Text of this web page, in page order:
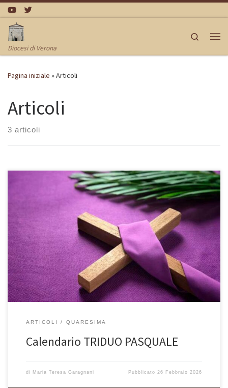
Passa al contenuto
Diocesi di Verona
Search
Pagina iniziale »Articoli
Articoli
3 articoli
ARTICOLI QUARESIMA
Calendario TRIDUO PASQUALE
di Maria Teresa Garagnani Pubblicato 26 Febbraio 2026